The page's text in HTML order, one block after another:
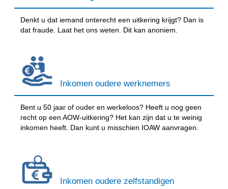
Denkt u dat iemand onterecht een uitkering krijgt? Dan is
dat fraude. Laat het ons weten. Dit kan anoniem.
Inkomen oudere werknemers
Bent u 50 jaar of ouder en werkeloos? Heeft u nog geen
recht op een AOW-uitkering? Het kan zijn dat u te weinig
inkomen heeft. Dan kunt u misschien IOAW aanvragen.
Inkomen oudere zelfstandigen